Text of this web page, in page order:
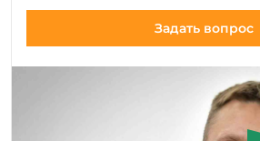
Задать вопрос